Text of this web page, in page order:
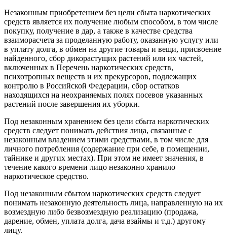
Незаконным приобретением без цели сбыта наркотических
средств является их получение любым способом, в том числе
покупку, получение в дар, а также в качестве средства
взаиморасчета за проделанную работу, оказанную услугу или
в уплату долга, в обмен на другие товары и вещи, присвоение
найденного, сбор дикорастущих растений или их частей,
включенных в Перечень наркотических средств,
психотропных веществ и их прекурсоров, подлежащих
контролю в Российской Федерации, сбор остатков
находящихся на неохраняемых полях посевов указанных
растений после завершения их уборки.
Под незаконным хранением без цели сбыта наркотических
средств следует понимать действия лица, связанные с
незаконным владением этими средствами, в том числе для
личного потребления (содержание при себе, в помещении,
тайнике и других местах). При этом не имеет значения, в
течение какого времени лицо незаконно хранило
наркотическое средство.
Под незаконным сбытом наркотических средств следует
понимать незаконную деятельность лица, направленную на их
возмездную либо безвозмездную реализацию (продажа,
дарение, обмен, уплата долга, дача взаймы и т.д.) другому
лицу.